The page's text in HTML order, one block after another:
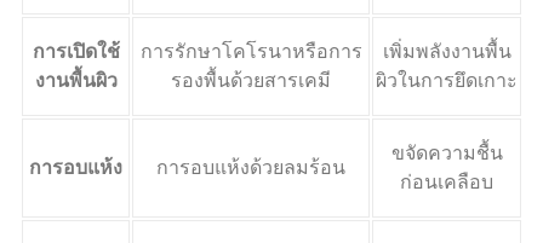
การเปิดใช้
งานพื้นผิว
การรักษาโคโรนาหรือการ
รองพื้นด้วยสารเคมี
เพิ่มพลังงานพื้น
ผิวในการยึดเกาะ
การอบแห้ง การอบแห้งด้วยลมร้อน
ขจัดความชื้น
ก่อนเคลือบ